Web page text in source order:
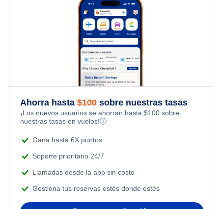
Flights Under $49
Flights Under $99
Flights Under $199
Kid Friendly Vacations
Honeymoon Vacations
Adventure Vacations
Seattle Alquiler de coches
Seattle Paquetes de vacaciones
Ahorra hasta $100 sobre nuestras tasas
¡Los nuevos usuarios se ahorran hasta $100 sobre
nuestras tasas en vuelos!ⓘ
Gana hasta 6X puntos
Soporte prioritario 24/7
Llamadas desde la app sin costo
Gestiona tus reservas estés donde estés